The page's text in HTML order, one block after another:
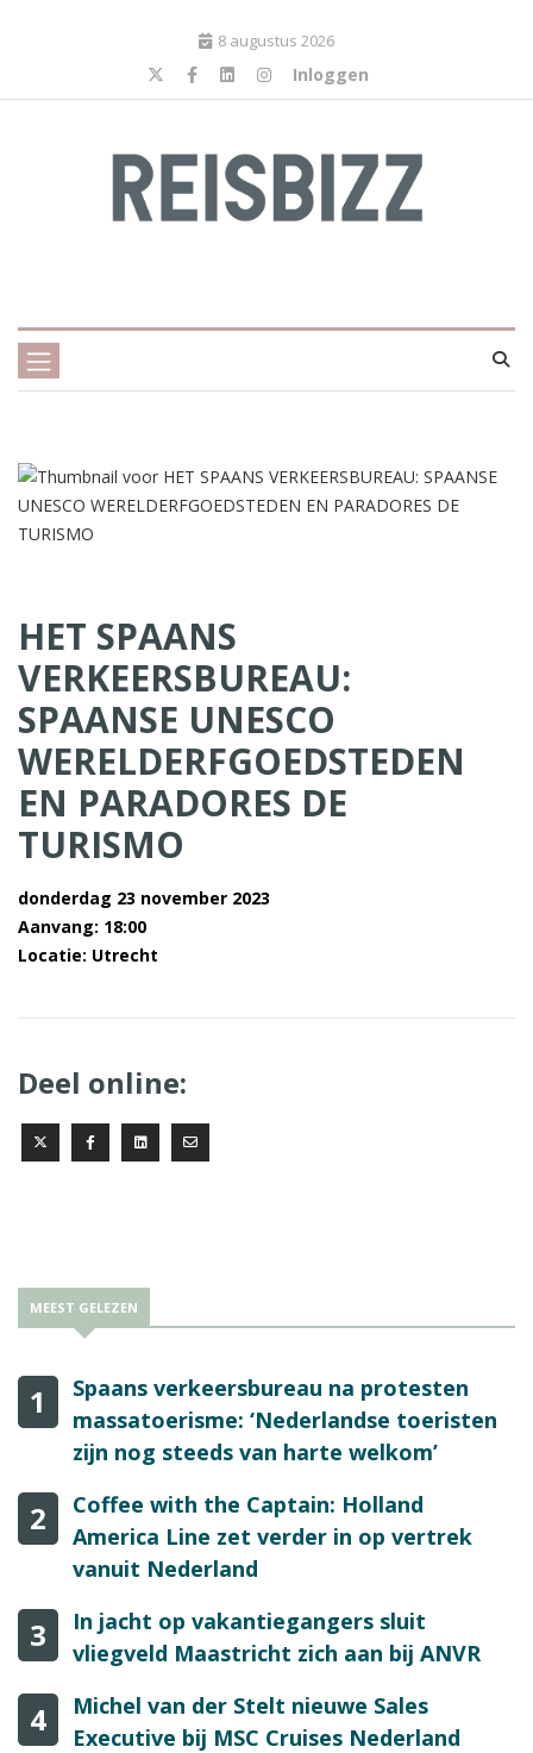
8 augustus 2026
Inloggen
HET SPAANS
VERKEERSBUREAU:
SPAANSE UNESCO
WERELDERFGOEDSTEDEN
EN PARADORES DE
TURISMO
donderdag 23 november 2023
Aanvang: 18:00
Locatie: Utrecht
Deel online:
MEEST GELEZEN
1
Spaans verkeersbureau na protesten
massatoerisme: ‘Nederlandse toeristen
zijn nog steeds van harte welkom’
2
Coffee with the Captain: Holland
America Line zet verder in op vertrek
vanuit Nederland
3
In jacht op vakantiegangers sluit
vliegveld Maastricht zich aan bij ANVR
4
Michel van der Stelt nieuwe Sales
Executive bij MSC Cruises Nederland